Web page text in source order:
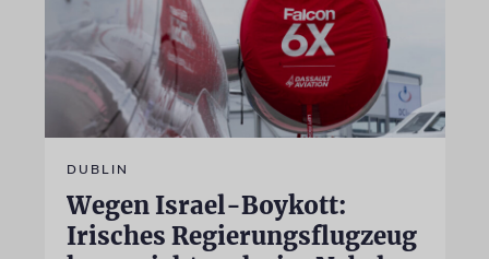
DUBLIN
Wegen Israel-Boykott:
Irisches Regierungsflugzeug